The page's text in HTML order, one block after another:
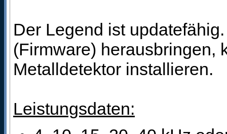
Der Legend ist
(Firmware) herausbringen,
Metalldetektor installieren.
Leistungsdaten: